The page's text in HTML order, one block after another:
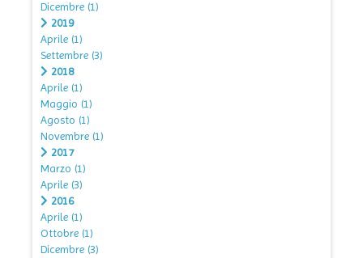
Dicembre (1)
2019
Aprile (1)
Settembre (3)
2018
Aprile (1)
Maggio (1)
Agosto (1)
Novembre (1)
2017
Marzo (1)
Aprile (3)
2016
Aprile (1)
Ottobre (1)
Dicembre (3)